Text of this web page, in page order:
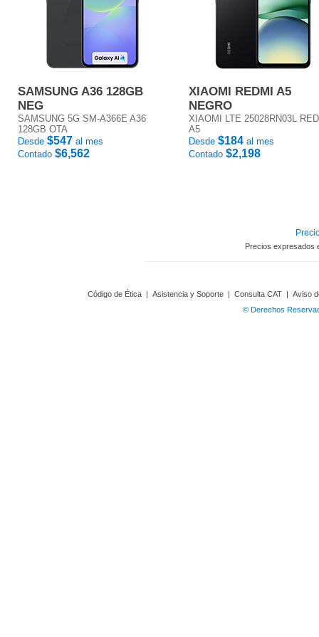
SAMSUNG A36 128GB
NEG
SAMSUNG 5G SM-A366E A36
128GB OTA
Desde $547 al mes
Contado $6,562
XIAOMI REDMI A5
NEGRO
XIAOMI LTE 25028RN03L
A5
Desde $184 al mes
Contado $2,198
Precios expresados
Código de Ética | Asistencia y Soporte | Consulta CAT | Aviso
© Derechos